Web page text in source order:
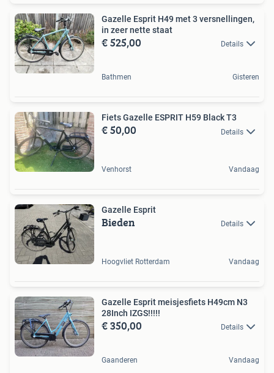
Gazelle Esprit H49 met 3 versnellingen,
in zeer nette staat
€ 525,00 Details
Bathmen Gisteren
Fiets Gazelle ESPRIT H59 Black T3
€ 50,00 Details
Venhorst Vandaag
Gazelle Esprit
Bieden Details
Hoogvliet Rotterdam Vandaag
Gazelle Esprit meisjesfiets H49cm N3
28Inch IZGS!!!!!
€ 350,00 Details
Gaanderen Vandaag